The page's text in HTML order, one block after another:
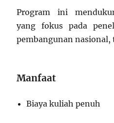
Program ini
yang fokus pada
pembangunan
Manfaat
Biaya kuliah penuh